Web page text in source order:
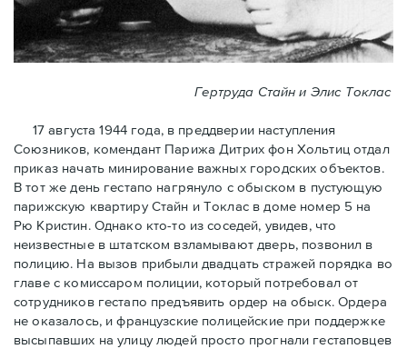
Гертруда Стайн и Элис Токлас
17 августа 1944 года, в преддверии наступления
Союзников, комендант Парижа Дитрих фон Хольтиц отдал
приказ начать минирование важных городских объектов.
В тот же день гестапо нагрянуло с обыском в пустующую
парижскую квартиру Стайн и Токлaс в домe номер 5 на
Рю Кристин. Однако кто-то из соседей, увидев, что
неизвестные в штатском взламывают дверь, позвонил в
полицию. На вызов прибыли двадцать стражей порядка во
главе с комиссаром полиции, который потребовал от
сотрудников гестапо предъявить ордер на обыск. Ордера
не оказалось, и французские полицейские при поддержке
высыпавших на улицу людей просто прогнали гестаповцев